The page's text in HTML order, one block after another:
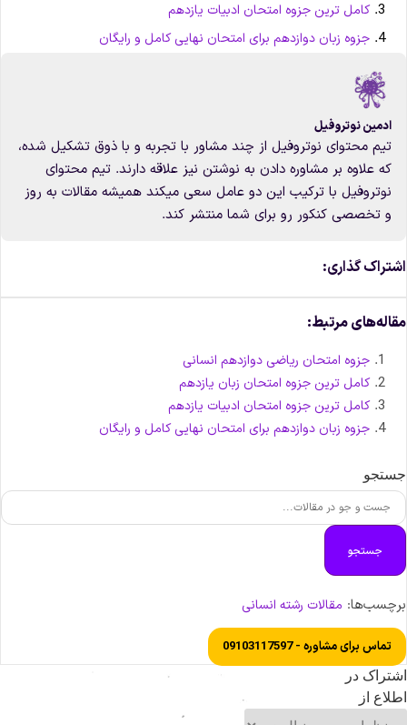
کامل ترین جزوه امتحان ادبیات یازدهم
جزوه زبان دوازدهم برای امتحان نهایی کامل و رایگان
ادمین نوتروفیل
تیم محتوای نوتروفیل از چند مشاور با تجربه و با ذوق تشکیل شده،
که علاوه بر مشاوره دادن به نوشتن نیز علاقه دارند. تیم محتوای
نوتروفیل با ترکیب این دو عامل سعی میکند همیشه مقالات به روز
و تخصصی کنکور رو برای شما منتشر کند.
گذاری:
مرتبط:
جزوه امتحان ریاضی دوازدهم انسانی
کامل ترین جزوه امتحان زبان یازدهم
کامل ترین جزوه امتحان ادبیات یازدهم
جزوه زبان دوازدهم برای امتحان نهایی کامل و رایگان
جستجو
مقالات رشته انسانی
تماس برای مشاوره - 09103117597
در
از